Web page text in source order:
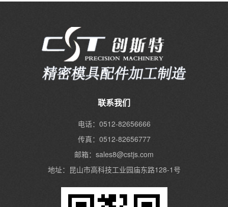
联系我们
电话：0512-82656666
传真：0512-82656777
邮箱：sales8@cstjs.com
地址：昆山市高科技工业园庙东路128-1号